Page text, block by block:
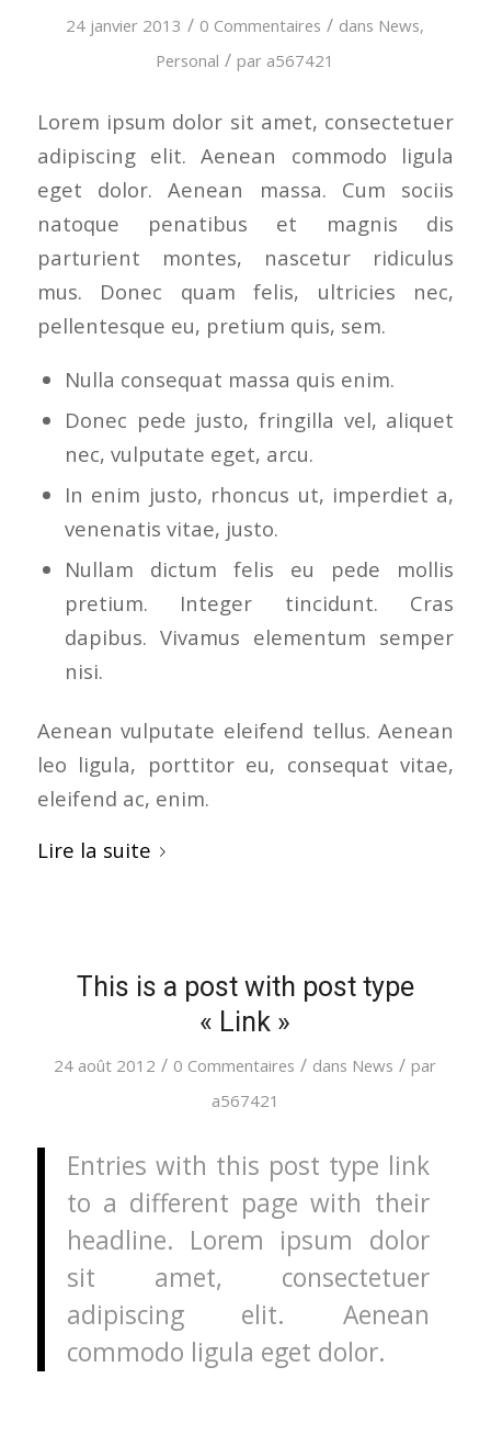
24 janvier 2013 / 0 Commentaires / dans News,
Personal / par a567421
Lorem ipsum dolor sit amet, consectetuer
adipiscing elit. Aenean commodo ligula
eget dolor. Aenean massa. Cum sociis
natoque penatibus et magnis dis
parturient montes, nascetur ridiculus
mus. Donec quam felis, ultricies nec,
pellentesque eu, pretium quis, sem.
Nulla consequat massa quis enim.
Donec pede justo, fringilla vel, aliquet
nec, vulputate eget, arcu.
In enim justo, rhoncus ut, imperdiet a,
venenatis vitae, justo.
Nullam dictum felis eu pede mollis
pretium. Integer tincidunt. Cras
dapibus. Vivamus elementum semper
nisi.
Aenean vulputate eleifend tellus. Aenean
leo ligula, porttitor eu, consequat vitae,
eleifend ac, enim.
Lire la suite
This is a post with post type
« Link »
24 août 2012 / 0 Commentaires / dans News / par
a567421
Entries with this post type link
to a different page with their
headline. Lorem ipsum dolor
sit amet, consectetuer
adipiscing elit. Aenean
commodo ligula eget dolor.